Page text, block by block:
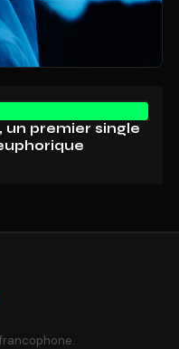
un premier single